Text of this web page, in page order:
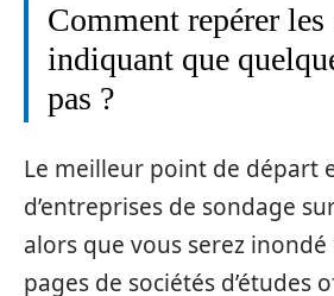
Comment repérer les
indiquant que
pas ?
Le meilleur point de départ
d’entreprises de sondage
alors que vous serez inondé
pages de sociétés d’études